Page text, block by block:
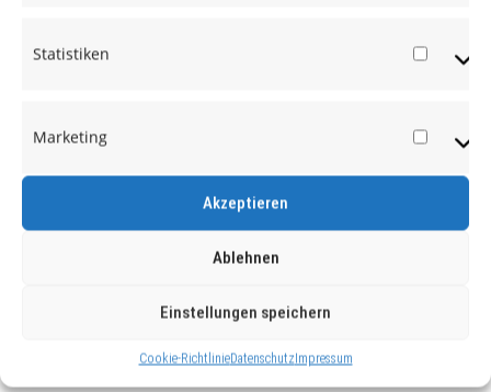
Statistiken
Marketing
Akzeptieren
Ablehnen
Einstellungen speichern
Cookie-RichtlinieDatenschutzImpressum